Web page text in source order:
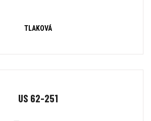
TLAKOVÁ
US 62-251